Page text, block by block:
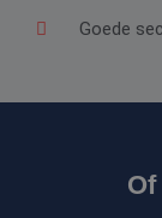
Goede
Of